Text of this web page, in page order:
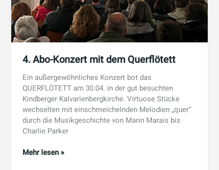
4. Abo-Konzert mit dem Querflötett
Ein außergewöhnliches Konzert bot das
QUERFLÖTETT am 30.04. in der gut besuchten
Kindberger Kalvarienbergkirche. Virtuose Stücke
wechselten mit einschmeichelnden Melodien „quer“
durch die Musikgeschichte von Marin Marais bis
Charlie Parker
4.
Mehr lesen »